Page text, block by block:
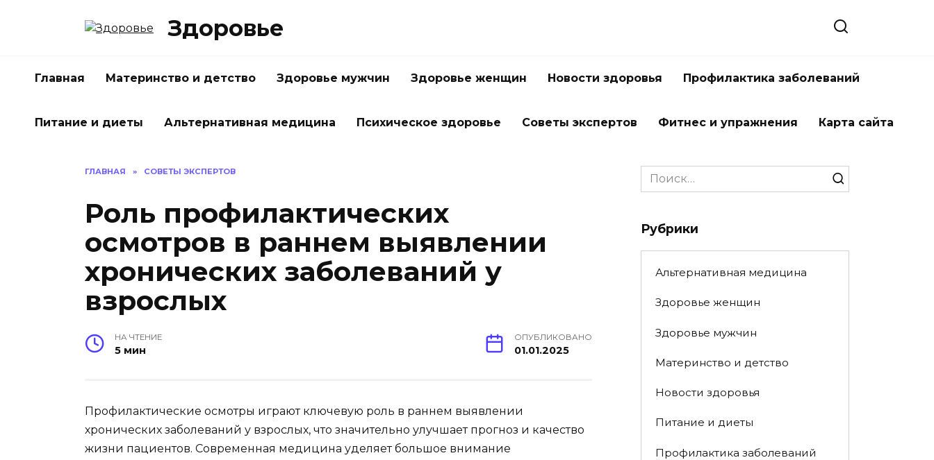
Здоровье
Главная Материнство и детство Здоровье мужчин Здоровье женщин Новости здоровья Профилактика заболеваний
Питание и диеты Альтернативная медицина Психическое здоровье Советы экспертов Фитнес и упражнения Карта сайта
ГЛАВНАЯ » СОВЕТЫ ЭКСПЕРТОВ
Роль профилактических
осмотров в раннем выявлении
хронических заболеваний у
взрослых
НА ЧТЕНИЕ
5 мин
ОПУБЛИКОВАНО
01.01.2025
Профилактические осмотры играют ключевую роль в раннем выявлении
хронических заболеваний у взрослых, что значительно улучшает прогноз и качество
жизни пациентов. Современная медицина уделяет большое внимание
Search
for:
Рубрики
Альтернативная медицина
Здоровье женщин
Здоровье мужчин
Материнство и детство
Новости здоровья
Питание и диеты
Профилактика заболеваний